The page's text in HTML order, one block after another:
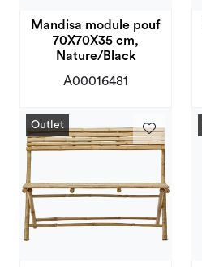
Mandisa module pouf
70X70X35 cm,
Nature/Black
A00016481
Outlet